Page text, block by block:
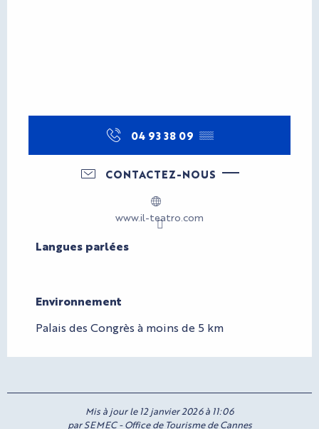
04 93 38 09 ▒▒
CONTACTEZ-NOUS
www.il-teatro.com
Langues parlées
Langues parlées
Environnement
Environnement
Palais des Congrès à moins de 5 km
Mis à jour le 12 janvier 2026 à 11:06
par SEMEC - Office de Tourisme de Cannes